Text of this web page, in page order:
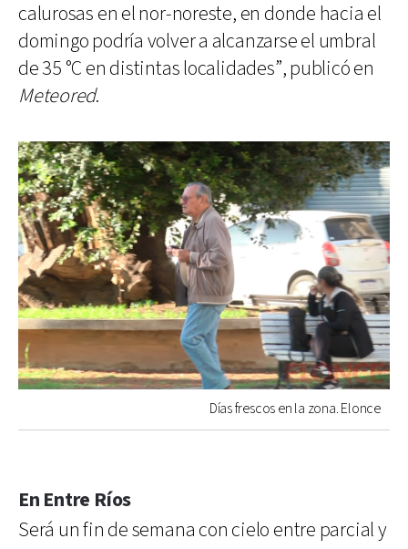
calurosas en el nor-noreste, en donde hacia el
domingo podría volver a alcanzarse el umbral
de 35 °C en distintas localidades”, publicó en
Meteored.
Días frescos en la zona. Elonce
En Entre Ríos
Será un fin de semana con cielo entre parcial y